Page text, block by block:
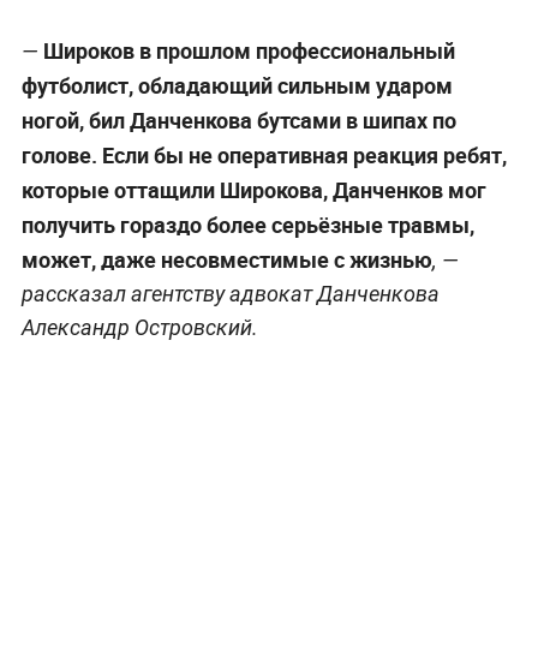
— Широков в прошлом профессиональный
футболист, обладающий сильным ударом
ногой, бил Данченкова бутсами в шипах по
голове. Если бы не оперативная реакция ребят,
которые оттащили Широкова, Данченков мог
получить гораздо более серьёзные травмы,
может, даже несовместимые с жизнью, —
рассказал агентству адвокат Данченкова
Александр Островский.